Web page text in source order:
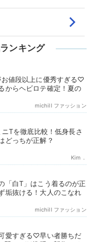
ンキング
お値段以上に優秀すぎる♡
からヘビロテ確定！夏の
michill ファッション
Tを徹底比較！低身長さ
どっちが正解？
Kim．
「白T」はこう着るのが正
垢抜ける！大人のこなれ
michill ファッション
愛すぎる♡早い者勝ちだ